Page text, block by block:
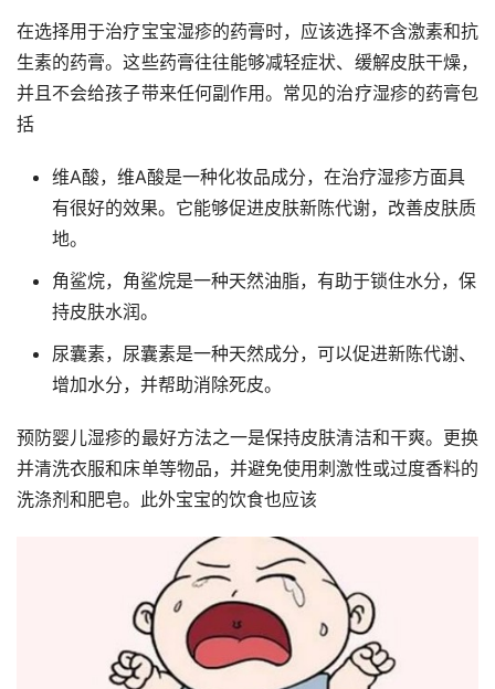
在选择用于治疗宝宝湿疹的药膏时，应该选择不含激素和抗
生素的药膏。这些药膏往往能够减轻症状、缓解皮肤干燥，
并且不会给孩子带来任何副作用。常见的治疗湿疹的药膏包
括
维A酸，维A酸是一种化妆品成分，在治疗湿疹方面具
有很好的效果。它能够促进皮肤新陈代谢，改善皮肤质
地。
角鲨烷，角鲨烷是一种天然油脂，有助于锁住水分，保
持皮肤水润。
尿囊素，尿囊素是一种天然成分，可以促进新陈代谢、
增加水分，并帮助消除死皮。
预防婴儿湿疹的最好方法之一是保持皮肤清洁和干爽。更换
并清洗衣服和床单等物品，并避免使用刺激性或过度香料的
洗涤剂和肥皂。此外宝宝的饮食也应该